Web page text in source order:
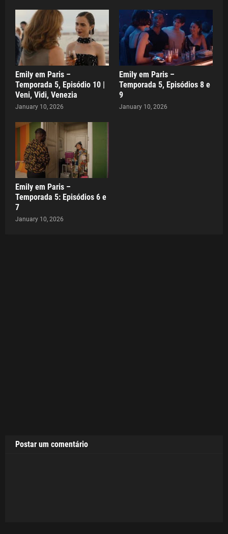
Emily em Paris –
Temporada 5, Episódio 10 |
Veni, Vidi, Venezia
January 10, 2026
Emily em Paris –
Temporada 5, Episódios 8 e
9
January 10, 2026
Emily em Paris –
Temporada 5: Episódios 6 e
7
January 10, 2026
Postar um comentário